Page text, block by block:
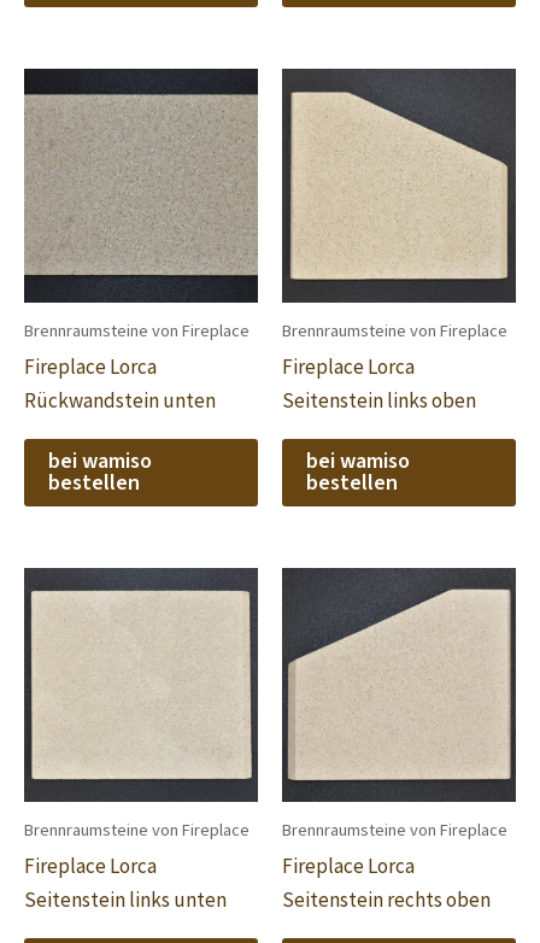
Brennraumsteine von Fireplace
Fireplace Lorca
Rückwandstein unten
bei wamiso
bestellen
Brennraumsteine von Fireplace
Fireplace Lorca
Seitenstein links oben
bei wamiso
bestellen
Brennraumsteine von Fireplace
Fireplace Lorca
Seitenstein links unten
Brennraumsteine von Fireplace
Fireplace Lorca
Seitenstein rechts oben